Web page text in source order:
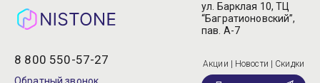
8 800 550-57-27
ул. Барклая 10, ТЦ
“Багратионовский”,
пав. А-7
Акции | Новости | Скидки